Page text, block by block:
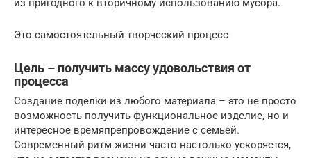
Это самостоятельный творческий процесс
Цель – получить массу удовольствия от
процесса
Создание поделки из любого материала – это не просто
возможность получить функциональное изделие, но и
интересное времяпрепровождение с семьей.
Современный ритм жизни часто настолько ускоряется,